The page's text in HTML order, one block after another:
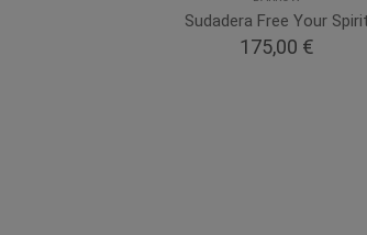
Sudadera Free Your Spirit
175,00 €